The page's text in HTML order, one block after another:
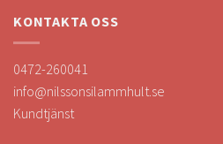
KONTAKTA OSS
0472-260041
info@nilssonsilammhult.se
Kundtjänst